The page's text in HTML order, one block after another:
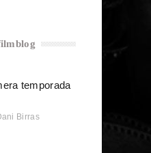
temporada
Birras